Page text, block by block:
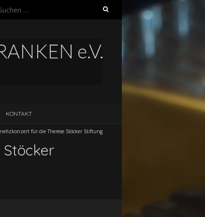
KONTAKT
für die Therese Stöcker Stiftung